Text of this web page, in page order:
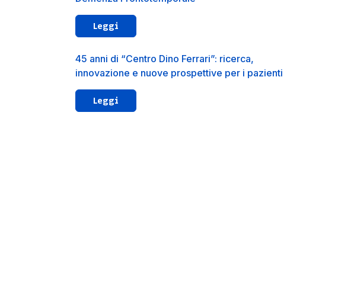
Leggi
45 anni di “Centro Dino Ferrari”: ricerca,
innovazione e nuove prospettive per i pazienti
Leggi